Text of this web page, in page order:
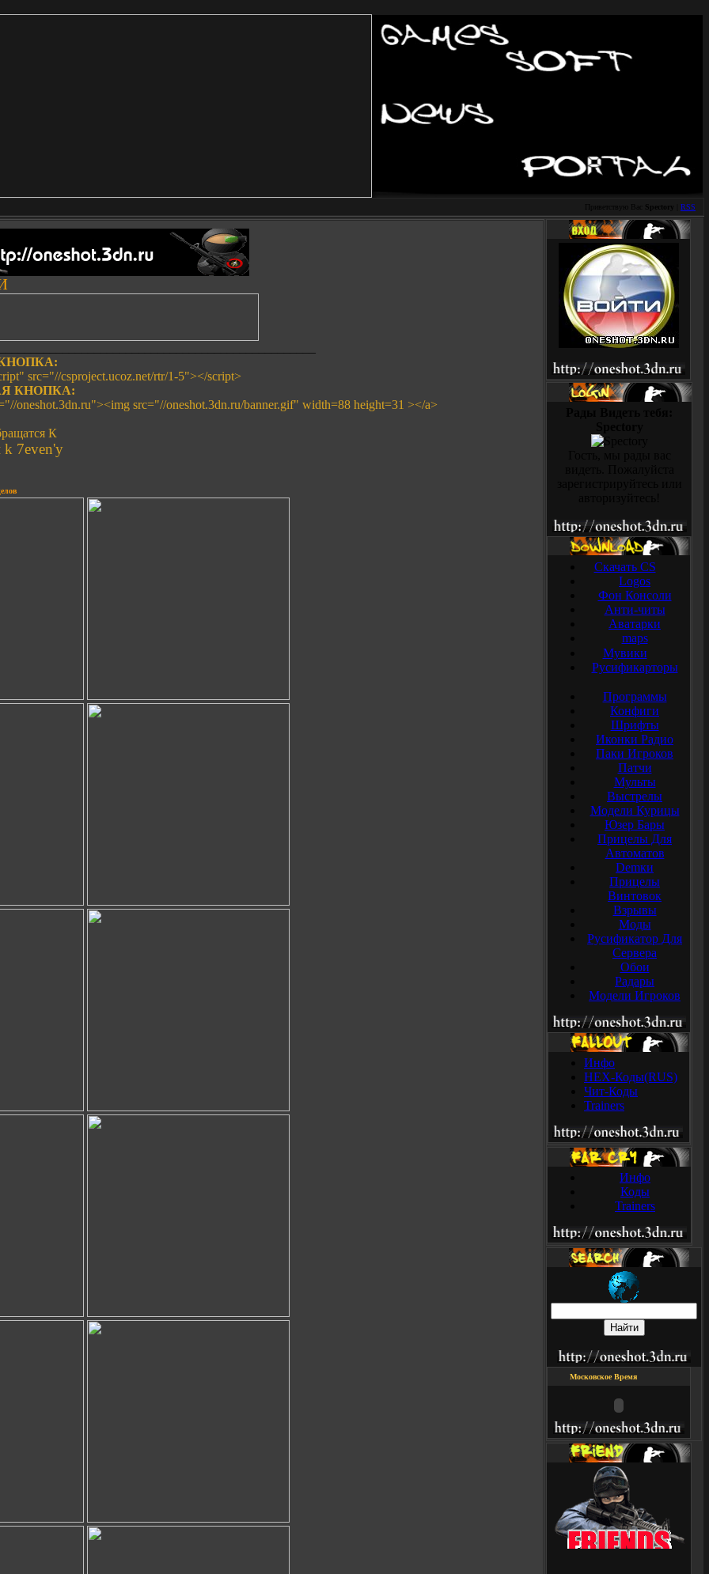
Приветствую Вас Spectory RSS
src="//csproject.ucoz.net/rtr/1-5"></script>
КНОПКА:
oneshot.3dn.ru"><img src="//oneshot.3dn.ru/banner.gif" width=88 height=31 ></a>
К
k 7even'y
Скачать CS
Logos
Фон Консоли
Анти-читы
Аватарки
maps
Мувики
Русификарторы
Программы
Конфиги
Шрифты
Иконки Радио
Паки Игроков
Патчи
Мульты
Выстрелы
Модели Курицы
Юзер Бары
Прицелы Для
Автоматов
Demки
Прицелы
Винтовок
Взрывы
Моды
Русификатор Для
Сервера
Обои
Радары
Модели Игроков
Инфо
HEX-Коды(RUS)
Чит-Коды
Trainers
Инфо
Коды
Trainers
Московское Время